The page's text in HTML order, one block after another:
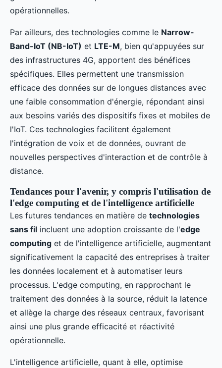
opérationnelles.
Par ailleurs, des technologies comme le Narrow-
Band-IoT (NB-IoT) et LTE-M, bien qu'appuyées sur
des infrastructures 4G, apportent des bénéfices
spécifiques. Elles permettent une transmission
efficace des données sur de longues distances avec
une faible consommation d'énergie, répondant ainsi
aux besoins variés des dispositifs fixes et mobiles de
l'IoT. Ces technologies facilitent également
l'intégration de voix et de données, ouvrant de
nouvelles perspectives d'interaction et de contrôle à
distance.
Tendances pour l'avenir, y compris l'utilisation de
l'edge computing et de l'intelligence artificielle
Les futures tendances en matière de technologies
sans fil incluent une adoption croissante de l'edge
computing et de l'intelligence artificielle, augmentant
significativement la capacité des entreprises à traiter
les données localement et à automatiser leurs
processus. L'edge computing, en rapprochant le
traitement des données à la source, réduit la latence
et allège la charge des réseaux centraux, favorisant
ainsi une plus grande efficacité et réactivité
opérationnelle.
L'intelligence artificielle, quant à elle, optimise